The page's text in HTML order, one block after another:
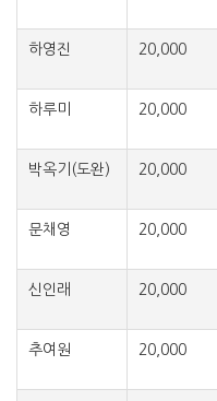
하영진 20,000
하루미 20,000
박옥기(도완) 20,000
문채영 20,000
신인래 20,000
추여원 20,000